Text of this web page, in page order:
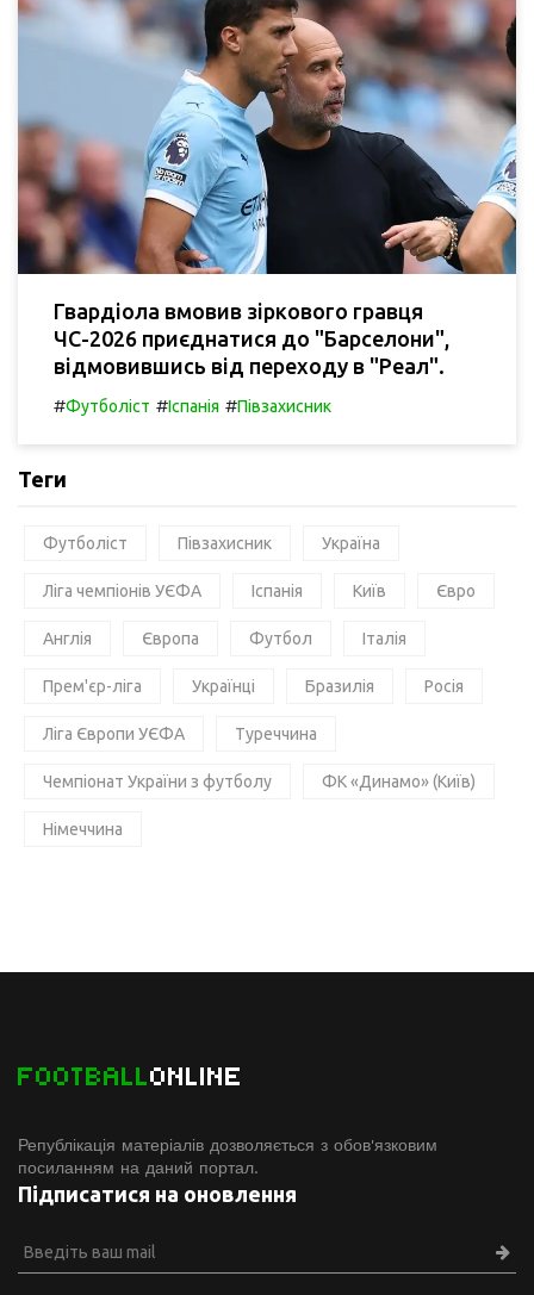
Гвардіола вмовив зіркового гравця
ЧС-2026 приєднатися до "Барселони",
відмовившись від переходу в "Реал".
#Футболіст #Іспанія #Півзахисник
Теги
Футболіст Півзахисник Україна
Ліга чемпіонів УЄФА Іспанія Київ Євро
Англія Європа Футбол Італія
Прем'єр-ліга Українці Бразилія Росія
Ліга Європи УЄФА Туреччина
Чемпіонат України з футболу ФК «Динамо» (Київ)
Німеччина
FOOTBALLONLINE
Републікація матеріалів дозволяється з обов'язковим
посиланням на даний портал.
Підписатися на оновлення